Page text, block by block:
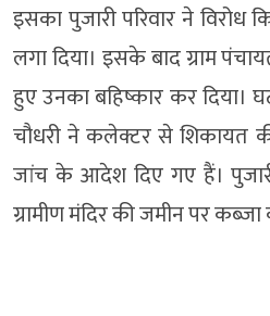
इसका पुजारी परिवार ने विरोध
लगा दिया। इसके बाद ग्राम
हुए उनका बहिष्कार कर दिया।
चौधरी ने कलेक्टर से शिकायत
जांच के आदेश दिए गए हैं।
ग्रामीण मंदिर की जमीन पर